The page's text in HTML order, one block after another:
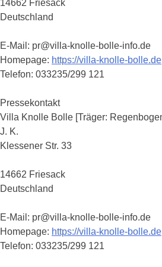
14662 Friesack
Deutschland
E-Mail: pr@villa-knolle-bolle-info.de
Homepage: https://villa-knolle-bolle.de
Telefon: 033235/299 121
Pressekontakt
Villa Knolle Bolle [Träger:
J. K.
Klessener Str. 33
14662 Friesack
Deutschland
E-Mail: pr@villa-knolle-bolle-info.de
Homepage: https://villa-knolle-bolle.de
Telefon: 033235/299 121